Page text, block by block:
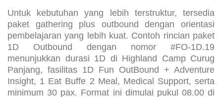
Untuk kebutuhan yang lebih terstruktur, tersedia
paket gathering plus outbound dengan orientasi
pembelajaran yang lebih kuat. Contoh rincian paket
1D Outbound dengan nomor #FO-1D.19
menunjukkan durasi 1D di Highland Camp Curug
Panjang, fasilitas 1D Fun OutBound + Adventure
Insight, 1 Eat Buffe 2 Meal, Medical Support, serta